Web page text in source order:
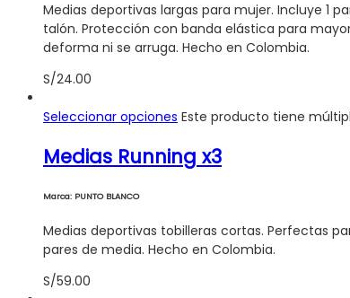
Medias deportivas largas para mujer. Incluye 1
talón. Protección con banda elástica para
deforma ni se arruga. Hecho en Colombia.
S/24.00
Seleccionar opciones Este producto tiene
Medias Running x3
Marca: PUNTO BLANCO
Medias deportivas tobilleras cortas. Perfectas
pares de media. Hecho en Colombia.
S/59.00